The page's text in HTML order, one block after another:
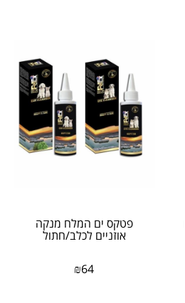
פטקס ים המלח מנקה
אוזניים לכלב/חתול
₪64